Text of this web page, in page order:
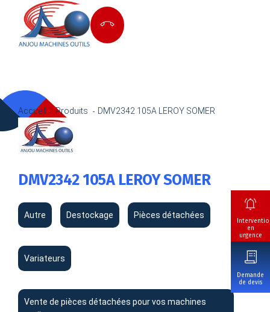
en
urgence
Demande
de devis
Accueil Produits DMV2342 105A LEROY SOMER
DMV2342 105A LEROY SOMER
Autre Destockage Pièces détachées
Variateurs
Vente de pièces détachées pour vos machines